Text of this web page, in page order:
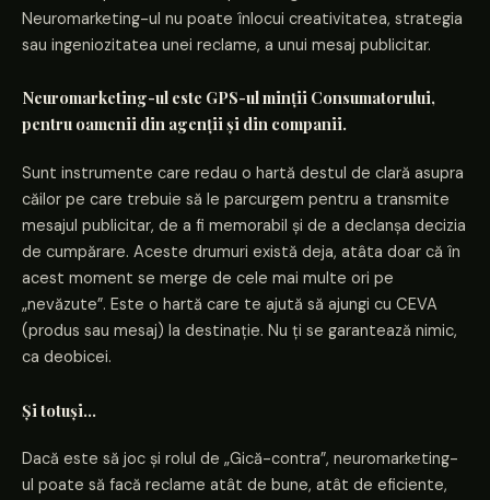
Neuromarketing-ul nu poate înlocui creativitatea, strategia
sau ingeniozitatea unei reclame, a unui mesaj publicitar.
Neuromarketing-ul este GPS-ul minții Consumatorului,
pentru oamenii din agenții și din companii.
Sunt instrumente care redau o hartă destul de clară asupra
căilor pe care trebuie să le parcurgem pentru a transmite
mesajul publicitar, de a fi memorabil și de a declanșa decizia
de cumpărare. Aceste drumuri există deja, atâta doar că în
acest moment se merge de cele mai multe ori pe
„nevăzute”. Este o hartă care te ajută să ajungi cu CEVA
(produs sau mesaj) la destinație. Nu ți se garantează nimic,
ca deobicei.
Și totuși…
Dacă este să joc și rolul de „Gică-contra”, neuromarketing-
ul poate să facă reclame atât de bune, atât de eficiente,